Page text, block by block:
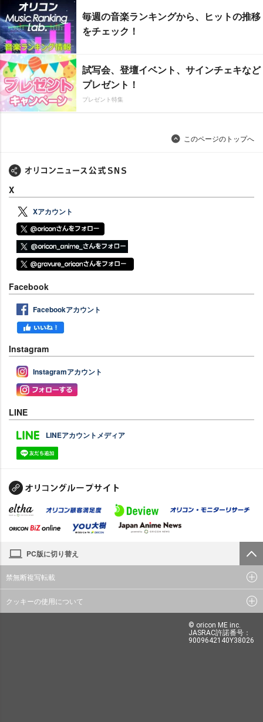
毎週の音楽ランキングから、ヒットの推移
をチェック！
試写会、登壇イベント、サインチェキなど
プレゼント！
プレゼント特集
このページのトップへ
X
Xアカウント
Facebook
Facebookアカウント
Instagram
Instagramアカウント
LINE
LINEアカウントメディア
PC版に切り替え
禁無断複写転載
クッキーの使用について
© oricon ME inc.
JASRAC許諾番号：
9009642140Y38026